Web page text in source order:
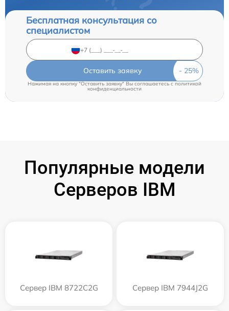
Бесплатная консультация со
специалистом
Оставить заявку
Нажимая на кнопку "Оставить заявку" Вы соглашаетесь c политикой
конфиденциальности
Популярные модели
Серверов IBM
Сервер IBM 8722C2G Сервер IBM 7944J2G